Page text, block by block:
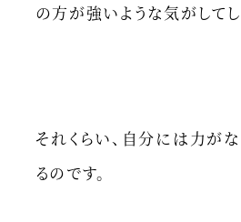
の方が強いような気がしてし
それくらい、自分には力が
るのです。